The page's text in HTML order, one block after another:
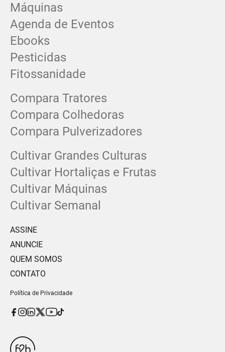
Máquinas
Agenda de Eventos
Ebooks
Pesticidas
Fitossanidade
Compara Tratores
Compara Colhedoras
Compara Pulverizadores
Cultivar Grandes Culturas
Cultivar Hortaliças e Frutas
Cultivar Máquinas
Cultivar Semanal
ASSINE
ANUNCIE
QUEM SOMOS
CONTATO
Política de Privacidade